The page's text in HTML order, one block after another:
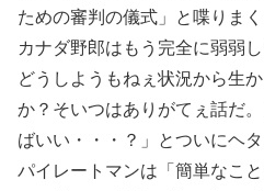
ための審判の儀式」と喋りまく
カナダ野郎はもう完全に弱弱
どうしようもねぇ状況から生
か？そいつはありがてぇ話だ
ばいい・・・？」とついにヘタ
パイレートマンは「簡単なこ